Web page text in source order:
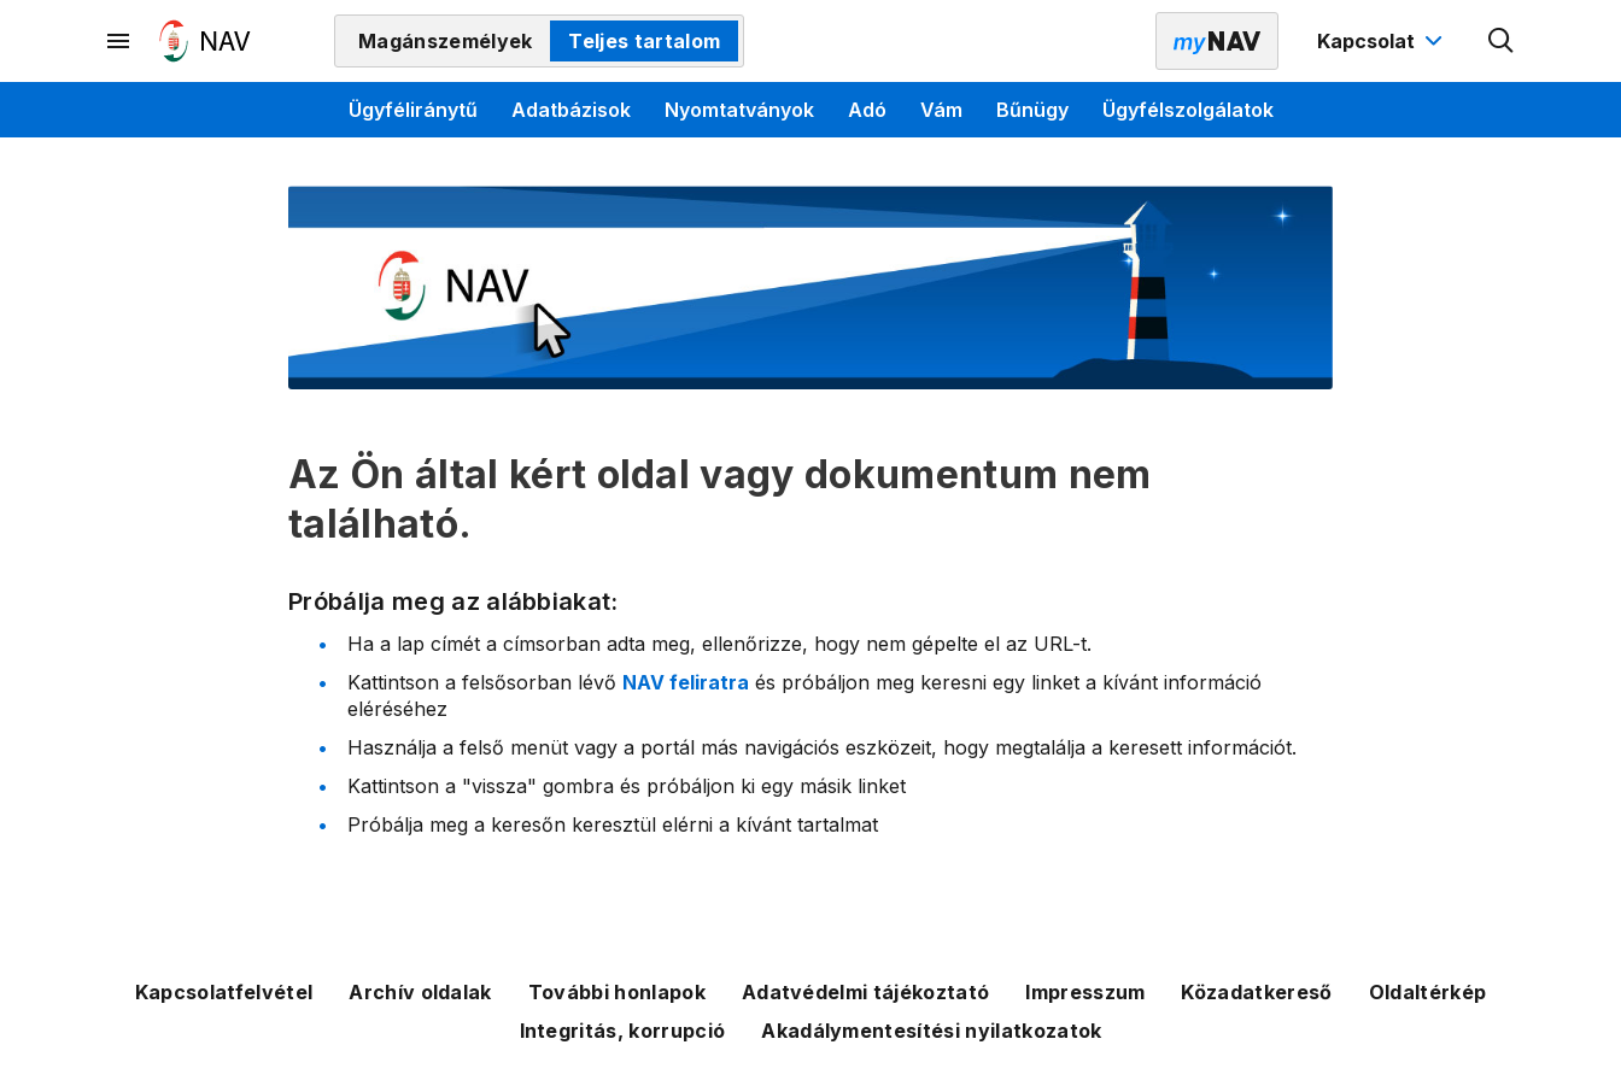
Magánszemélyek Teljes tartalom Kapcsolat
Ügyféliránytű Adatbázisok Nyomtatványok Adó Vám Bűnügy Ügyfélszolgálatok
Az Ön által kért oldal vagy dokumentum nem
található.
Próbálja meg az alábbiakat:
Ha a lap címét a címsorban adta meg, ellenőrizze, hogy nem gépelte el az URL-t.
Kattintson a felsősorban lévő NAV feliratra és próbáljon meg keresni egy linket a kívánt információ
eléréséhez
Használja a felső menüt vagy a portál más navigációs eszközeit, hogy megtalálja a keresett információt.
Kattintson a "vissza" gombra és próbáljon ki egy másik linket
Próbálja meg a keresőn keresztül elérni a kívánt tartalmat
Kapcsolatfelvétel Archív oldalak További honlapok Adatvédelmi tájékoztató Impresszum Közadatkereső
Oldaltérkép
Integritás, korrupció
Akadálymentesítési nyilatkozatok